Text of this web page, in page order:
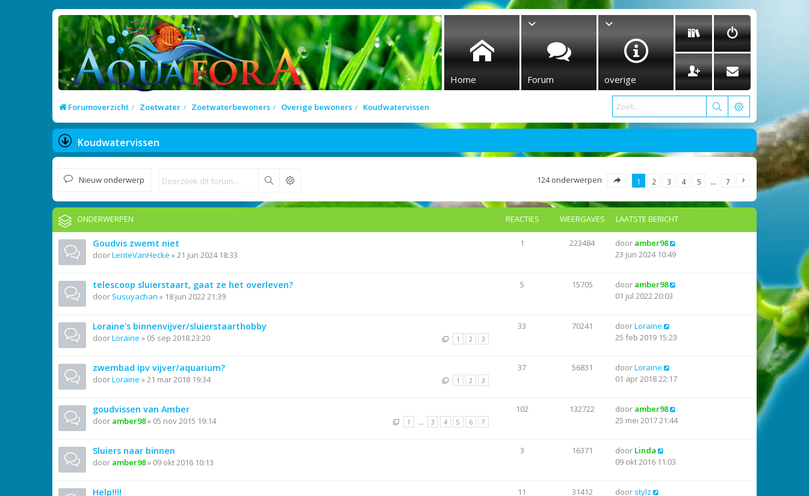
Home Forum overige
Forumoverzicht Zoetwater Zoetwaterbewoners Overige bewoners Koudwatervissen
Koudwatervissen
Nieuw onderwerp Zoek 124 onderwerpen 1 2 3 4 5 … 7
ONDERWERPEN REACTIES WEERGAVES LAATSTE BERICHT
Goudvis zwemt niet
doorLenteVanHecke »21 jun 2024 18:33
1 223484 door amber98
23 jun 2024 10:49
telescoop sluierstaart, gaat ze het overleven?
door Susuyachan » 18 jun 2022 21:39
5 15705 door amber98
01 jul 2022 20:03
Loraine's binnenvijver/sluierstaarthobby
doorLoraine » 05 sep 2018 23:20 1 2 3
33 70241 doorLoraine
25 feb 2019 15:23
zwembad ipv vijver/aquarium?
doorLoraine »21 mar 2018 19:34 1 2 3
37 56831 doorLoraine
01 apr 2018 22:17
goudvissen van Amber
door amber98» 05 nov 2015 19:14 1 … 3 4 5 6 7
102 132722 door amber98
25 mei 2017 21:44
Sluiers naar binnen
door amber98» 09 okt 2016 10:13
3 16371 door Linda
09 okt 2016 11:03
Help!!!! 11 31412 door stylz